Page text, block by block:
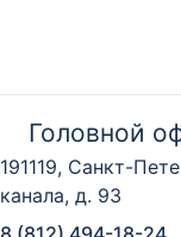
Головной
191119, Санкт-
канала, д. 93